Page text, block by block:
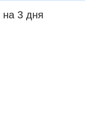
на 3 дня